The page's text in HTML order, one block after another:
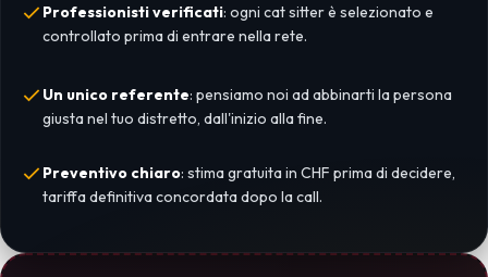
Professionisti verificati: ogni cat sitter è selezionato e
controllato prima di entrare nella rete.
Un unico referente: pensiamo noi ad abbinarti la persona
giusta nel tuo distretto, dall'inizio alla fine.
Preventivo chiaro: stima gratuita in CHF prima di decidere,
tariffa definitiva concordata dopo la call.